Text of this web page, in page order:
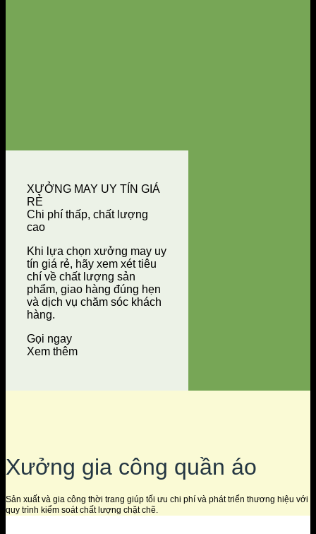
XƯỞNG MAY UY TÍN GIÁ
RẺ
Chi phí thấp, chất lượng
cao
Khi lựa chọn xưởng may uy
tín giá rẻ, hãy xem xét tiêu
chí về chất lượng sản
phẩm, giao hàng đúng hẹn
và dịch vụ chăm sóc khách
hàng.
Gọi ngay
Xem thêm
Xưởng gia công quần áo
Sản xuất và gia công thời trang giúp tối ưu chi phí và phát triển thương hiệu với
quy trình kiểm soát chất lượng chặt chẽ.